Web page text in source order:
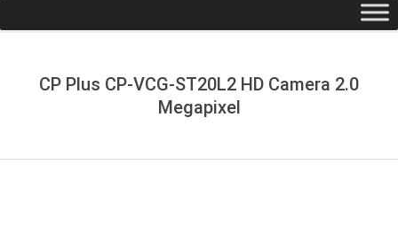
Navigation
CP Plus CP-VCG-ST20L2 HD Camera 2.0
Megapixel